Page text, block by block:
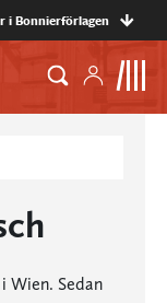
i Bonnierförlagen
Wien. Sedan